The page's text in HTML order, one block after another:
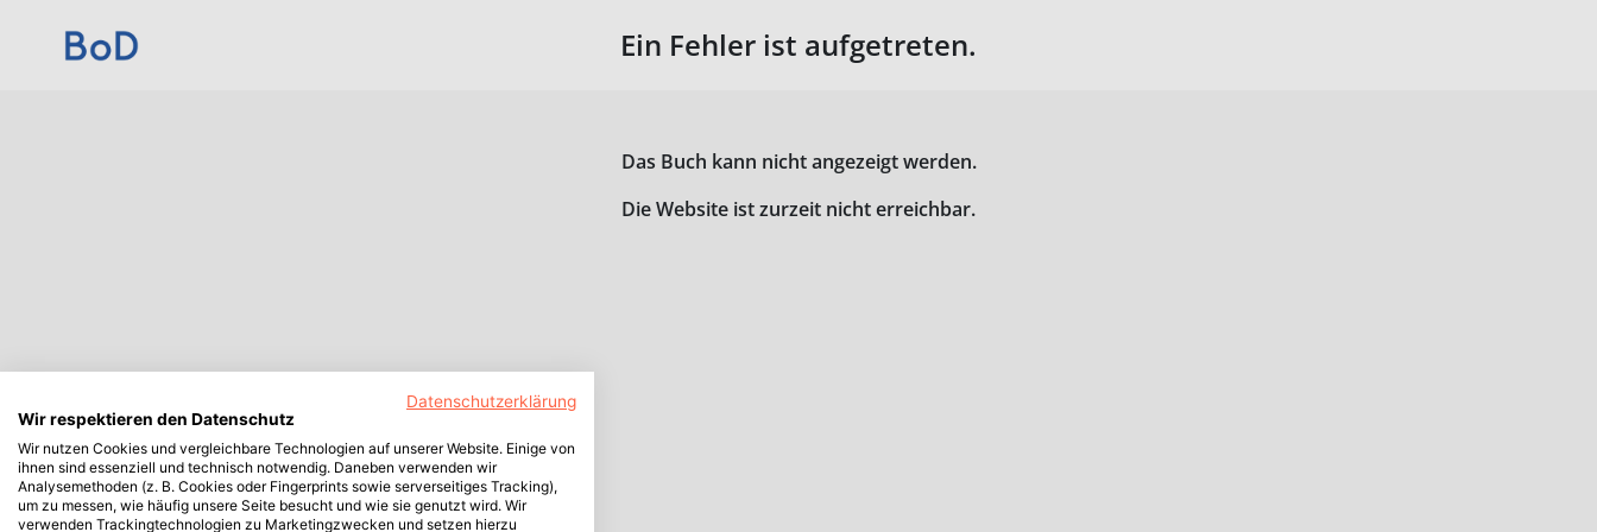
Ein Fehler ist aufgetreten.
Das Buch kann nicht angezeigt werden.
Die Website ist zurzeit nicht erreichbar.
Datenschutzerklärung
Wir respektieren den Datenschutz
Wir nutzen Cookies und vergleichbare Technologien auf unserer Website. Einige von
ihnen sind essenziell und technisch notwendig. Daneben verwenden wir
Analysemethoden (z. B. Cookies oder Fingerprints sowie serverseitiges Tracking),
um zu messen, wie häufig unsere Seite besucht und wie sie genutzt wird. Wir
verwenden Trackingtechnologien zu Marketingzwecken und setzen hierzu